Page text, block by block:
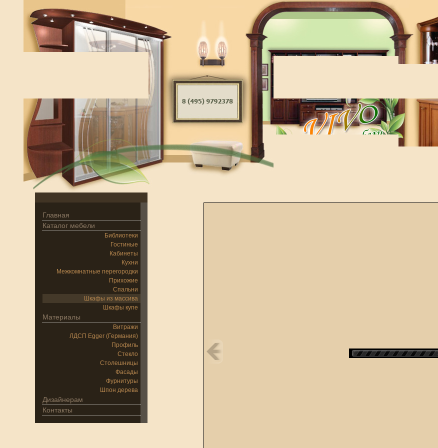
Главная
Каталог мебели
Библиотеки
Гостиные
Кабинеты
Кухни
Межкомнатные перегородки
Прихожие
Спальни
Шкафы из массива
Шкафы купе
Материалы
Витражи
ЛДСП Egger (Германия)
Профиль
Стекло
Столешницы
Фасады
Фурнитуры
Шпон дерева
Дизайнерам
Контакты